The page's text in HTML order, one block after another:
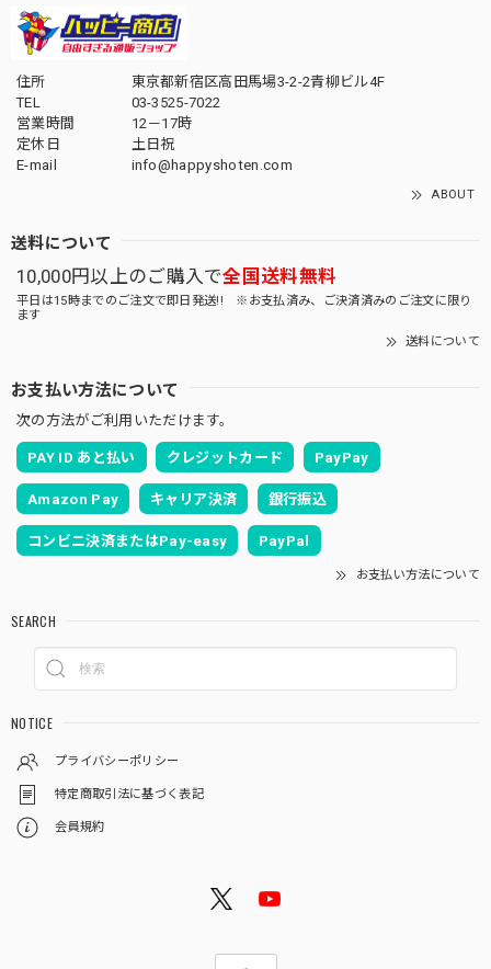
住所
東京都新宿区高田馬場3-2-2青柳ビル4F
TEL
03-3525-7022
営業時間
12－17時
定休日
土日祝
E-mail
info@happyshoten.com
ABOUT
送料について
10,000円以上のご購入で全国送料無料
平日は15時までのご注文で即日発送!! ※お支払済み、ご決済済みのご注文に限り
ます
送料について
お支払い方法について
次の方法がご利用いただけます。
PAY ID あと払い クレジットカード PayPay
Amazon Pay キャリア決済 銀行振込
コンビニ決済またはPay-easy PayPal
お支払い方法について
SEARCH
NOTICE
プライバシーポリシー
特定商取引法に基づく表記
会員規約